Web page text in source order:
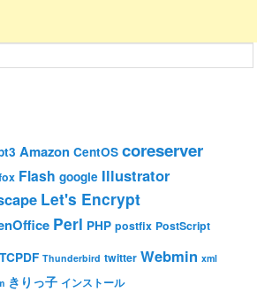
Amazon CentOS coreserver
Flash google Illustrator
Let's Encrypt
Perl PHP postfix PostScript
TCPDF Thunderbird twitter Webmin xml
きりっ子 インストール